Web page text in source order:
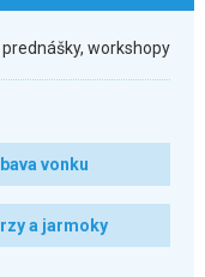
workshopy
vonku
a jarmoky